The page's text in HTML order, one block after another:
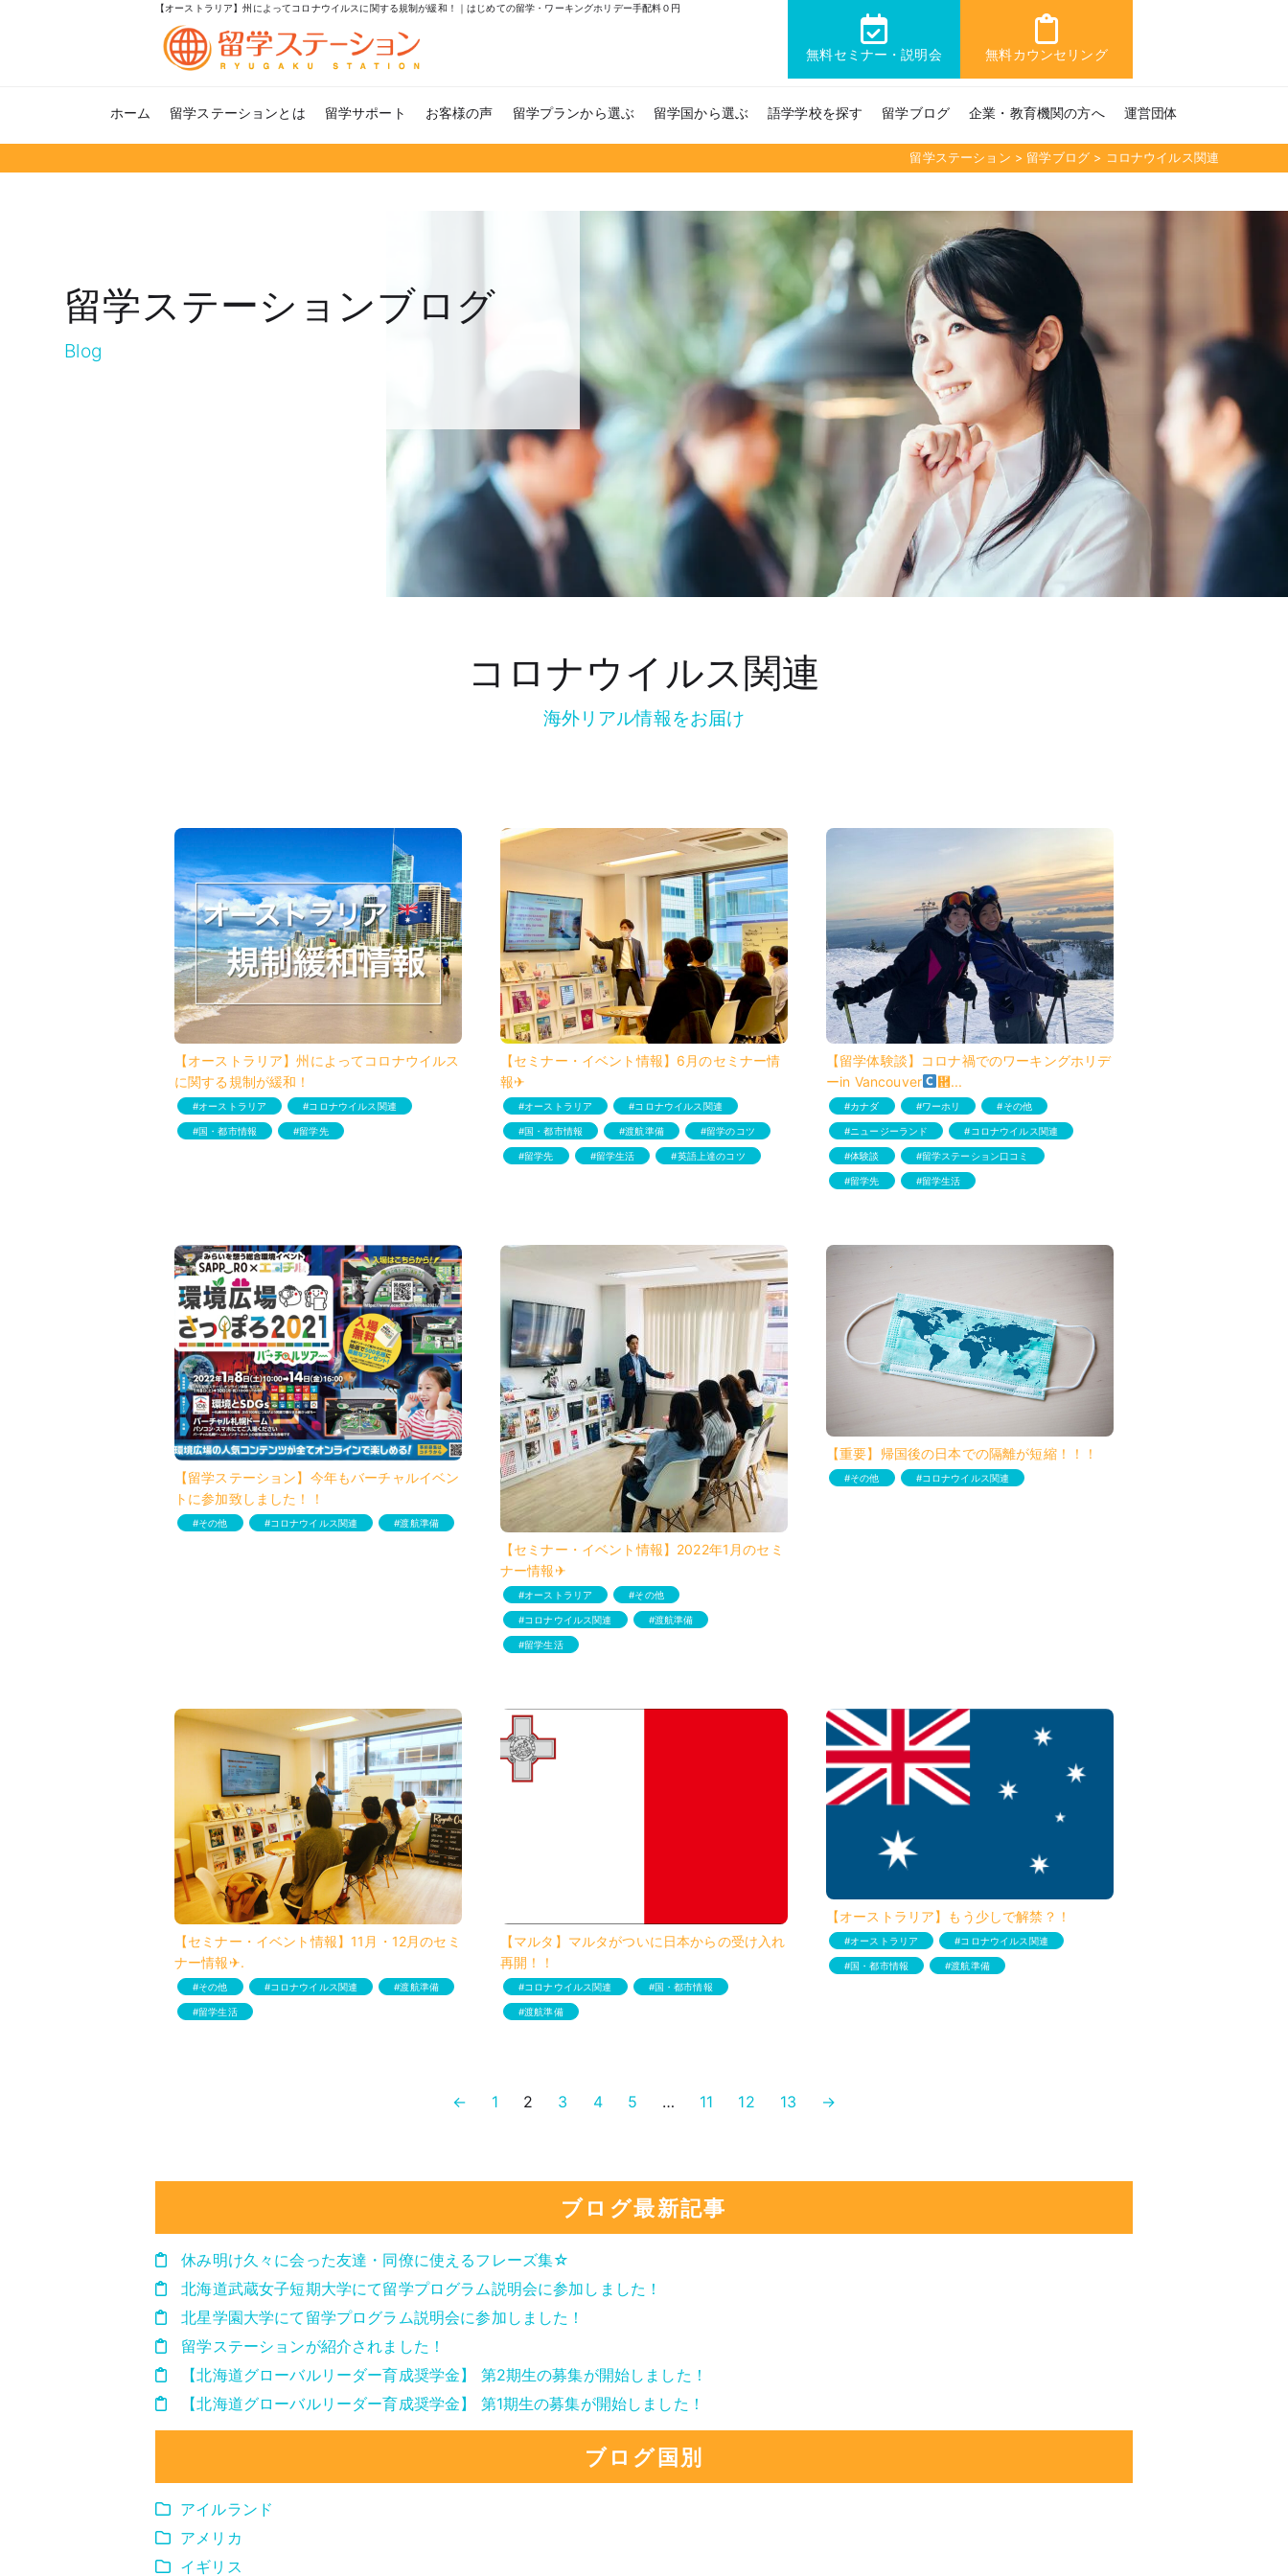
【オーストラリア】州によってコロナウイルスに関する規制が緩和！｜はじめての留学・ワーキングホリデー手配料０円
無料セミナー・説明会 無料カウンセリング
ホーム 留学ステーションとは 留学サポート お客様の声 留学プランから選ぶ 留学国から選ぶ 語学学校を探す 留学ブログ 企業・教育機関の方へ 運営団体
留学ステーション > 留学ブログ > コロナウイルス関連
留学ステーションブログ
Blog
コロナウイルス関連
海外リアル情報をお届け
【オーストラリア】州によってコロナウイルス
に関する規制が緩和！
オーストラリア コロナウイルス関連
国・都市情報 留学先
【セミナー・イベント情報】6月のセミナー情
報✈︎
オーストラリア コロナウイルス関連
国・都市情報 渡航準備 留学のコツ
留学先 留学生活 英語上達のコツ
【留学体験談】コロナ禍でのワーキングホリデ
ーin Vancouver
἞...
カナダ ワーホリ その他
ニュージーランド コロナウイルス関連
体験談 留学ステーション口コミ
留学先 留学生活
【留学ステーション】今年もバーチャルイベン
トに参加致しました！！
その他 コロナウイルス関連 渡航準備
【セミナー・イベント情報】2022年1月のセミ
ナー情報✈︎
オーストラリア その他
コロナウイルス関連 渡航準備
留学生活
【重要】帰国後の日本での隔離が短縮！！！
その他 コロナウイルス関連
【セミナー・イベント情報】11月・12月のセミ
ナー情報✈︎.
その他 コロナウイルス関連 渡航準備
留学生活
【マルタ】マルタがついに日本からの受け入れ
再開！！
コロナウイルス関連 国・都市情報
渡航準備
【オーストラリア】もう少しで解禁？！
オーストラリア コロナウイルス関連
国・都市情報 渡航準備
← 1 2 3 4 5 … 11 12 13 →
ブログ最新記事
休み明け久々に会った友達・同僚に使えるフレーズ集☆
北海道武蔵女子短期大学にて留学プログラム説明会に参加しました！
北星学園大学にて留学プログラム説明会に参加しました！
留学ステーションが紹介されました！
【北海道グローバルリーダー育成奨学金】 第2期生の募集が開始しました！
【北海道グローバルリーダー育成奨学金】 第1期生の募集が開始しました！
ブログ国別
アイルランド
アメリカ
イギリス